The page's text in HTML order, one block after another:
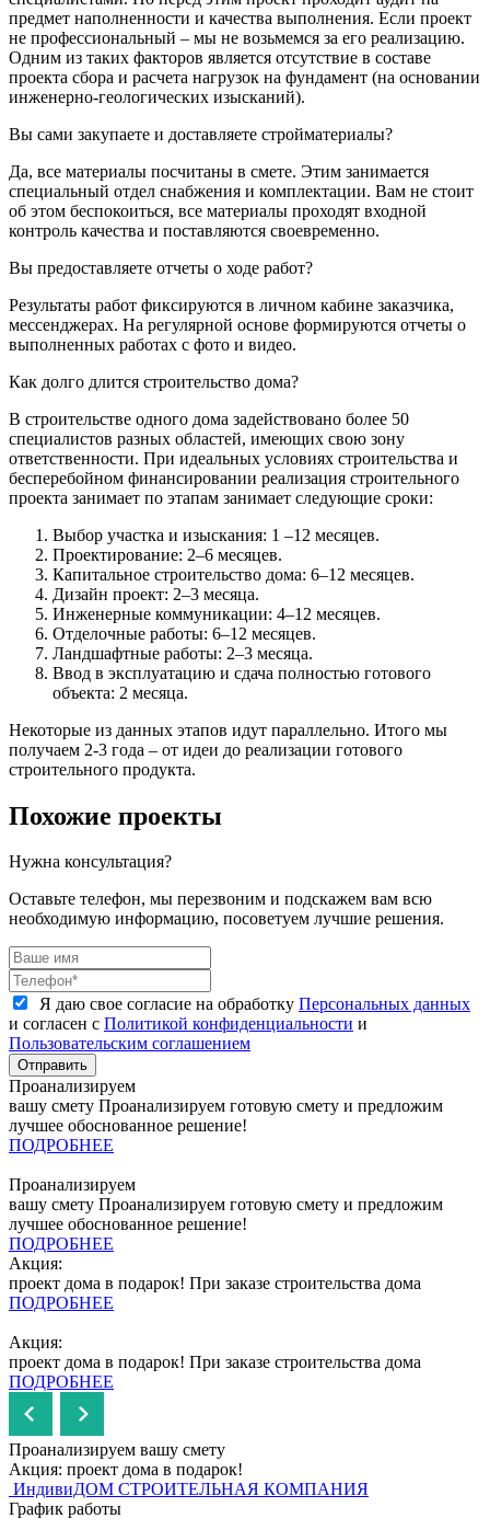
предмет наполненности и качества выполнения. Если проект
не профессиональный – мы не возьмемся за его реализацию.
Одним из таких факторов является отсутствие в составе
проекта сбора и расчета нагрузок на фундамент (на основании
инженерно-геологических изысканий).
Вы сами закупаете и доставляете стройматериалы?
Да, все материалы посчитаны в смете. Этим занимается
специальный отдел снабжения и комплектации. Вам не стоит
об этом беспокоиться, все материалы проходят входной
контроль качества и поставляются своевременно.
Вы предоставляете отчеты о ходе работ?
Результаты работ фиксируются в личном кабине заказчика,
мессенджерах. На регулярной основе формируются отчеты о
выполненных работах с фото и видео.
Как долго длится строительство дома?
В строительстве одного дома задействовано более 50
специалистов разных областей, имеющих свою зону
ответственности. При идеальных условиях строительства и
бесперебойном финансировании реализация строительного
проекта занимает по этапам занимает следующие сроки:
Выбор участка и изыскания: 1 –12 месяцев.
Проектирование: 2–6 месяцев.
Капитальное строительство дома: 6–12 месяцев.
Дизайн проект: 2–3 месяца.
Инженерные коммуникации: 4–12 месяцев.
Отделочные работы: 6–12 месяцев.
Ландшафтные работы: 2–3 месяца.
Ввод в эксплуатацию и сдача полностью готового
объекта: 2 месяца.
Некоторые из данных этапов идут параллельно. Итого мы
получаем 2-3 года – от идеи до реализации готового
строительного продукта.
Похожие проекты
Нужна консультация?
Оставьте телефон, мы перезвоним и подскажем вам всю
необходимую информацию, посоветуем лучшие решения.
Я даю свое согласие на обработку Персональных данных
и согласен с Политикой конфиденциальности и
Пользовательским соглашением
Отправить
Проанализируем
вашу смету Проанализируем готовую смету и предложим
лучшее обоснованное решение!
ПОДРОБНЕЕ
Проанализируем
вашу смету Проанализируем готовую смету и предложим
лучшее обоснованное решение!
ПОДРОБНЕЕ
Акция:
проект дома в подарок! При заказе строительства дома
ПОДРОБНЕЕ
Акция:
проект дома в подарок! При заказе строительства дома
ПОДРОБНЕЕ
Проанализируем вашу смету
Акция: проект дома в подарок!
ИндивиДОМ СТРОИТЕЛЬНАЯ КОМПАНИЯ
График работы